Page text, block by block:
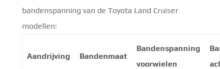
bandenspanning van de Toyota Land Cruiser
modellen:
Aandrijving Bandenmaat
Bandenspanning
voorwielen